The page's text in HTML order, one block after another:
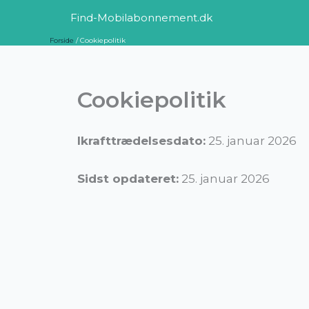
indholdet
Find-Mobilabonnement.dk
Forside Cookiepolitik
Cookiepolitik
Ikrafttrædelsesdato: 25. januar 2026
Sidst opdateret: 25. januar 2026